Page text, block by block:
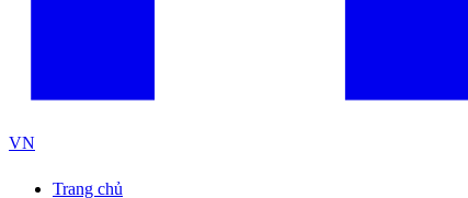
VN
Trang chủ